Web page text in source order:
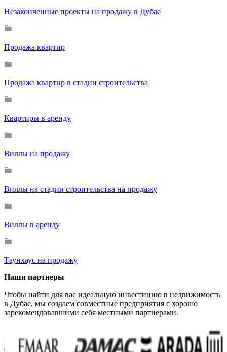
Незаконченные проекты на продажу в Дубае
Продажа квартир
Продажа квартир в стадии строительства
Квартиры в аренду
Виллы на продажу
Виллы на стадии строительства на продажу
Виллы в аренду
Таунхаус на продажу
Наши партнеры
Чтобы найти для вас идеальную инвестицию в недвижимость
в Дубае, мы создаем совместные предприятия с хорошо
зарекомендовавшими себя местными партнерами.